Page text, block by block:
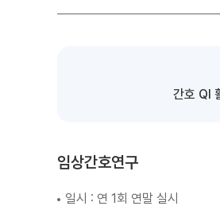
간호 QI
임상간호연구
일시 : 연 1회 연말 실시